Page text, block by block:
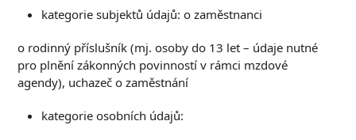
kategorie subjektů údajů: o zaměstnanci
o rodinný příslušník (mj. osoby do 13 let – údaje nutné
pro plnění zákonných povinností v rámci mzdové
agendy), uchazeč o zaměstnání
kategorie osobních údajů: